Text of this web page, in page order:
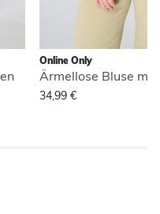
Online Only
Ärmellose Bluse
34,99 €